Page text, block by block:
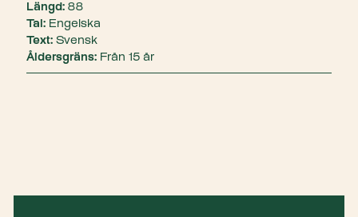
Längd: 88
Tal: Engelska
Text: Svensk
Åldersgräns: Från 15 år